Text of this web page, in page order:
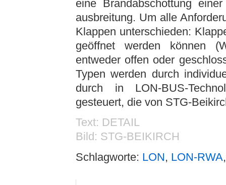
eine Brandabschottung
ausbreitung. Um alle
Klappen unterschieden:
geöffnet werden können
entweder offen oder
Typen werden durch
durch in LON-BUS-
gesteuert, die von STG-
Text: DETAIL
Bild: STG-BEIKIRCH
Schlagworte: LON, LON-RWA